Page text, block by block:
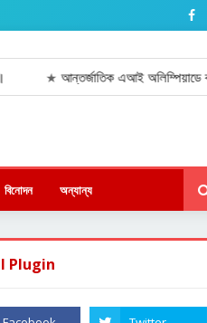
আন্তর্জাতিক এআই অলিম্পিয়াডে
বিনোদন অন্যান্য
Plugin